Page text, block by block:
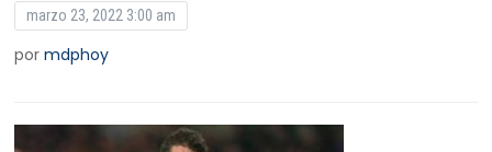
marzo 23, 2022 3:00 am
pormdphoy